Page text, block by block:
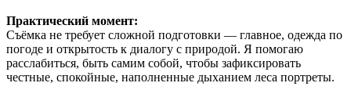
Практический момент:
Съёмка не требует сложной подготовки — главное, одежда по
погоде и открытость к диалогу с природой. Я помогаю
расслабиться, быть самим собой, чтобы зафиксировать
честные, спокойные, наполненные дыханием леса портреты.